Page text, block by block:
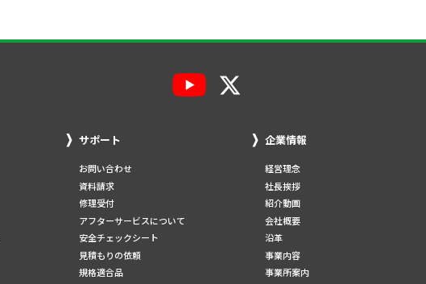
サポート
お問い合わせ
資料請求
修理受付
アフターサービスについて
安全チェックシート
見積もりの依頼
規格適合品
企業情報
経営理念
社長挨拶
紹介動画
会社概要
沿革
事業内容
事業所案内